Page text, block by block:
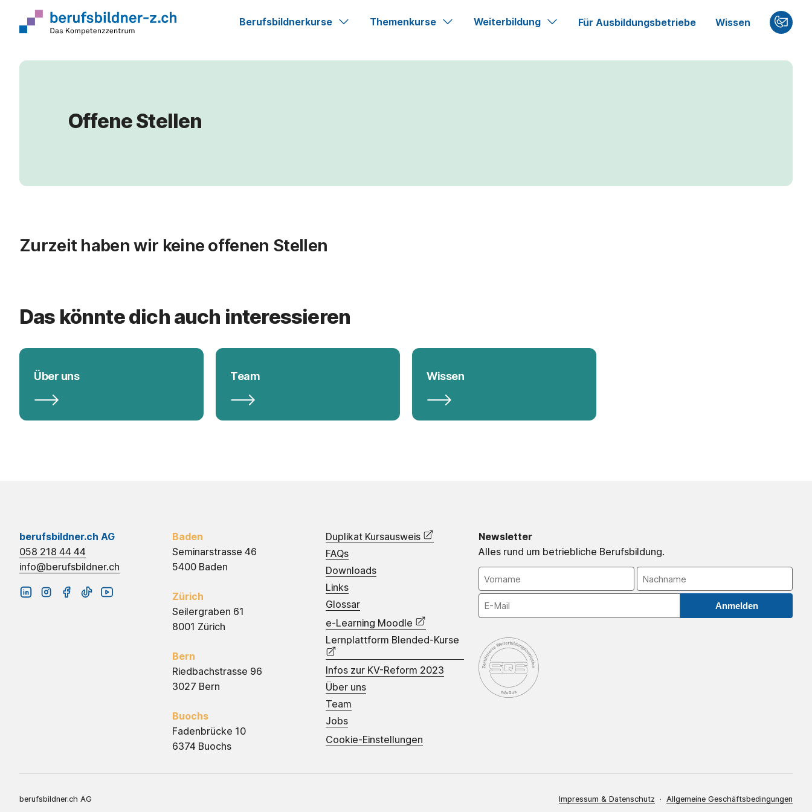
Berufsbildnerkurse Themenkurse Weiterbildung Für Ausbildungsbetriebe Wissen
Offene Stellen
Zurzeit haben wir keine offenen Stellen
Das könnte dich auch interessieren
Über uns Team Wissen
berufsbildner.ch AG
058 218 44 44
info@berufsbildner.ch
Baden
Seminarstrasse 46
5400 Baden
Zürich
Seilergraben 61
8001 Zürich
Bern
Riedbachstrasse 96
3027 Bern
Buochs
Fadenbrücke 10
6374 Buochs
Duplikat Kursausweis
FAQs
Downloads
Links
Glossar
e-Learning Moodle
Lernplattform Blended-Kurse
Infos zur KV-Reform 2023
Über uns
Team
Jobs
Cookie-Einstellungen
Newsletter
Alles rund um betriebliche Berufsbildung.
Anmelden
berufsbildner.ch AG Impressum & Datenschutz · Allgemeine Geschäftsbedingungen